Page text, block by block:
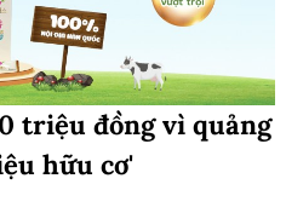
triệu đồng vì quảng
hữu cơ'